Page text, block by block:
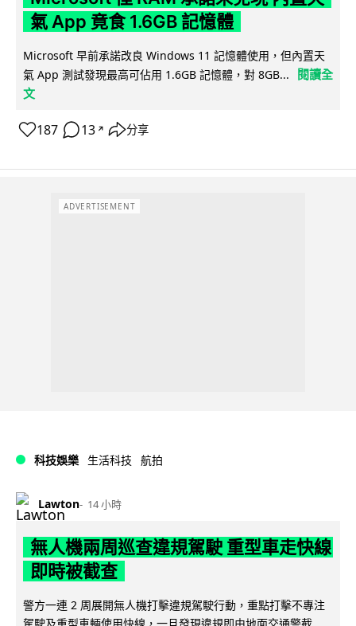
氣 App 竟食 1.6GB 記憶體
Microsoft 早前承諾改良 Windows 11 記憶體使用，但內置天
氣 App 測試發現最高可佔用 1.6GB 記憶體，對 8GB...
閱讀全
文
187 13 ↗ 分享
ADVERTISEMENT
科技娛樂 生活科技 航拍
Lawton 14 小時
無人機兩周巡查違規駕駛 重型車走快線
即時被截查
警方一連 2 周展開無人機打擊違規駕駛行動，重點打擊不專注